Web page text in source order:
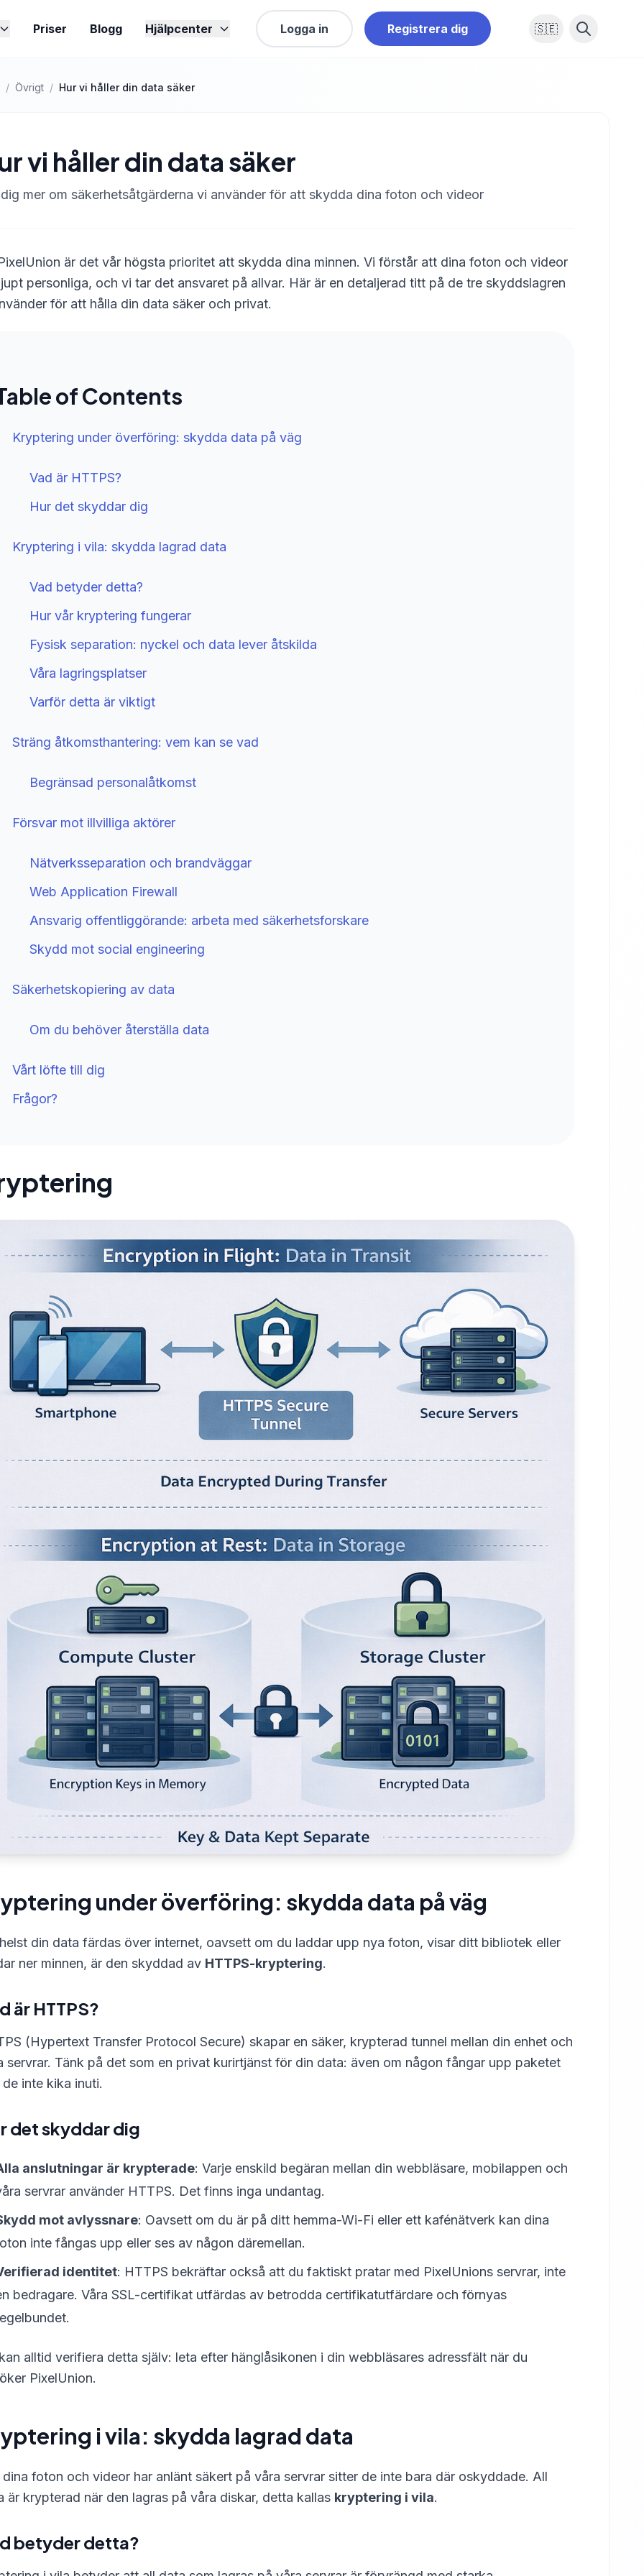
Priser Blogg Hjälpcenter Logga in Registrera dig 🇸🇪
/ Övrigt / Hur vi håller din data säker
vi håller din data säker
mer om säkerhetsåtgärderna vi använder för att skydda dina foton och videor
är det vår högsta prioritet att skydda dina minnen. Vi förstår att dina foton och videor
personliga, och vi tar det ansvaret på allvar. Här är en detaljerad titt på de tre skyddslagren
för att hålla din data säker och privat.
of Contents
Kryptering under överföring: skydda data på väg
Vad är HTTPS?
Hur det skyddar dig
Kryptering i vila: skydda lagrad data
Vad betyder detta?
Hur vår kryptering fungerar
Fysisk separation: nyckel och data lever åtskilda
Våra lagringsplatser
Varför detta är viktigt
Sträng åtkomsthantering: vem kan se vad
Begränsad personalåtkomst
Försvar mot illvilliga aktörer
Nätverksseparation och brandväggar
Web Application Firewall
Ansvarig offentliggörande: arbeta med säkerhetsforskare
Skydd mot social engineering
Säkerhetskopiering av data
Om du behöver återställa data
Vårt löfte till dig
Frågor?
under överföring: skydda data på väg
din data färdas över internet, oavsett om du laddar upp nya foton, visar ditt bibliotek eller
ner minnen, är den skyddad av HTTPS-kryptering.
är HTTPS?
(Hypertext Transfer Protocol Secure) skapar en säker, krypterad tunnel mellan din enhet och
servrar. Tänk på det som en privat kurirtjänst för din data: även om någon fångar upp paketet
inte kika inuti.
det skyddar dig
anslutningar är krypterade: Varje enskild begäran mellan din webbläsare, mobilappen och
servrar använder HTTPS. Det finns inga undantag.
mot avlyssnare: Oavsett om du är på ditt hemma-Wi-Fi eller ett kafénätverk kan dina
inte fångas upp eller ses av någon däremellan.
identitet: HTTPS bekräftar också att du faktiskt pratar med PixelUnions servrar, inte
bedragare. Våra SSL-certifikat utfärdas av betrodda certifikatutfärdare och förnyas
alltid verifiera detta själv: leta efter hänglåsikonen i din webbläsares adressfält när du
PixelUnion.
i vila: skydda lagrad data
dina foton och videor har anlänt säkert på våra servrar sitter de inte bara där oskyddade. All
är krypterad när den lagras på våra diskar, detta kallas kryptering i vila.
betyder detta?